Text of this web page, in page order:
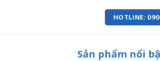
HOTLINE:
Sản phẩm nổi